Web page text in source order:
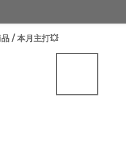
/本月主打💥